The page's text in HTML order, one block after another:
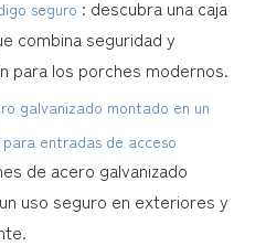
seguro : descubra una caja
combina seguridad y
para los porches modernos.
galvanizado montado en un
entradas de acceso
de acero galvanizado
uso seguro en exteriores y